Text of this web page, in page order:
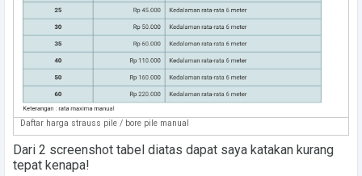
Daftar harga strauss pile / bore pile manual
Dari 2 screenshot tabel diatas dapat saya katakan kurang
tepat kenapa!